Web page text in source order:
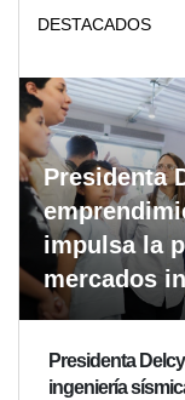
DESTACADOS
Presidenta
impulsa la
mercados
Presidenta
ingeniería